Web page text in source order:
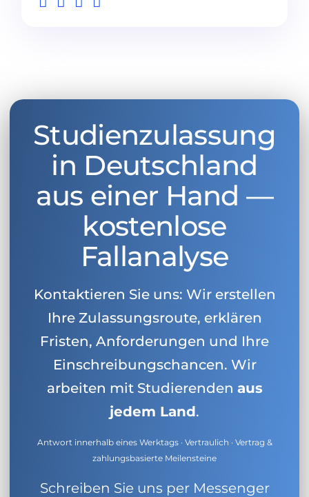
Studienzulassung
in Deutschland
aus einer Hand —
kostenlose
Fallanalyse
Kontaktieren Sie uns: Wir erstellen
Ihre Zulassungsroute, erklären
Fristen, Anforderungen und Ihre
Einschreibungschancen. Wir
arbeiten mit Studierenden aus
jedem Land.
Antwort innerhalb eines Werktags · Vertraulich · Vertrag &
zahlungsbasierte Meilensteine
Schreiben Sie uns per Messenger